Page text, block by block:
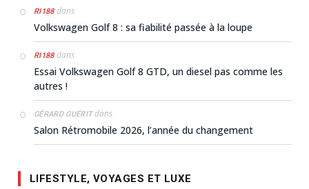
RI188dans
Volkswagen Golf 8 : sa fiabilité passée à la loupe
RI188dans
Essai Volkswagen Golf 8 GTD, un diesel pas comme les
autres !
GÉRARD GUÉRITdans
Salon Rétromobile 2026, l’année du changement
LIFESTYLE, VOYAGES ET LUXE